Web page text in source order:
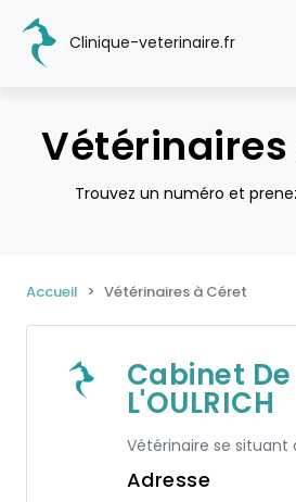
Clinique-veterinaire.fr
Trouvez un numéro et
Accueil Vétérinaires à Céret
Cabinet De
L'OULRICH
Vétérinaire se situant
Adresse